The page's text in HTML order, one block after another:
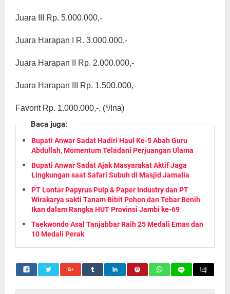
Juara III Rp. 5.000.000,-
Juara Harapan I R. 3.000.000,-
Juara Harapan II Rp. 2.000.000,-
Juara Harapan III Rp. 1.500.000,-
Favorit Rp. 1.000.000,-. (*/Ina)
Baca juga:
Bupati Anwar Sadat Hadiri Haul Ke-5 Abah Guru
Abdullah, Momentum Teladani Perjuangan Ulama
Bupati Anwar Sadat Ajak Masyarakat Aktif Jaga
Lingkungan saat Safari Subuh di Masjid Jamalia
PT Lontar Papyrus Pulp & Paper Industry dan PT
Wirakarya sakti Tanam Bibit Pohon dan Tebar Benih
Ikan dalam Rangka HUT Provinsi Jambi ke-69
Taekwondo Asal Tanjabbar Raih 25 Medali Emas dan
10 Medali Perak